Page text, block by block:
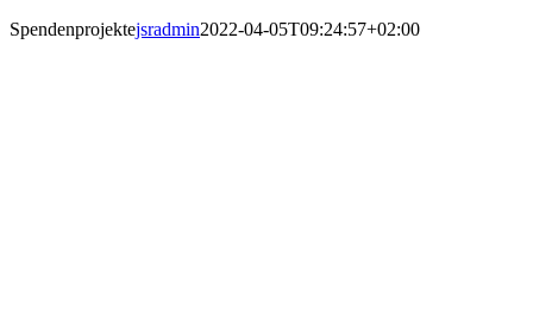
Spendenprojektejsradmin2022-04-05T09:24:57+02:00